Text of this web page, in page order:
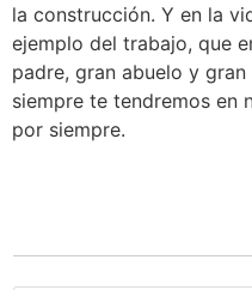
la construcción. Y en la
ejemplo del trabajo, que
padre, gran abuelo y
siempre te tendremos en
por siempre.